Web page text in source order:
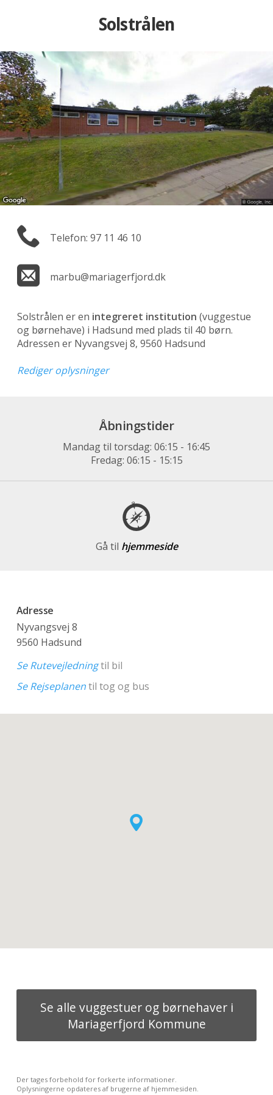
Solstrålen
Telefon: 97 11 46 10
marbu@mariagerfjord.dk
Solstrålen er en integreret institution (vuggestue
og børnehave) i Hadsund med plads til 40 børn.
Adressen er Nyvangsvej 8, 9560 Hadsund
Rediger oplysninger
Åbningstider
Mandag til torsdag: 06:15 - 16:45
Fredag: 06:15 - 15:15
Gå til hjemmeside
Adresse
Nyvangsvej 8
9560 Hadsund
Se Rutevejledningtil bil
Se Rejseplanentil tog og bus
Se alle vuggestuer og børnehaver i
Mariagerfjord Kommune
Der tages forbehold for forkerte informationer.
Oplysningerne opdateres af brugerne af hjemmesiden.